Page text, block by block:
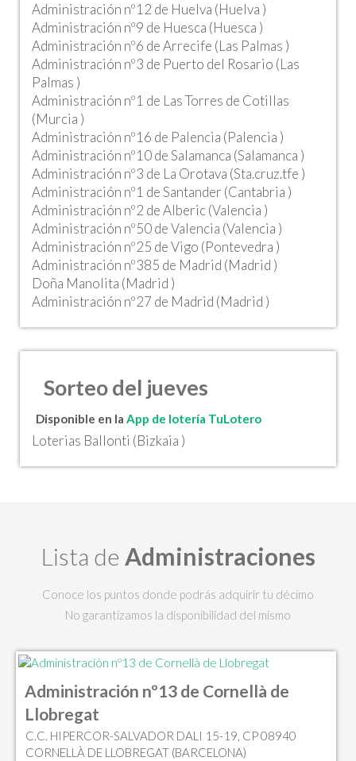
Administración nº12 de Huelva (Huelva )
Administración nº9 de Huesca (Huesca )
Administración nº6 de Arrecife (Las Palmas )
Administración nº3 de Puerto del Rosario (Las
Palmas )
Administración nº1 de Las Torres de Cotillas
(Murcia )
Administración nº16 de Palencia (Palencia )
Administración nº10 de Salamanca (Salamanca )
Administración nº3 de La Orotava (Sta.cruz.tfe )
Administración nº1 de Santander (Cantabria )
Administración nº2 de Alberic (Valencia )
Administración nº50 de Valencia (Valencia )
Administración nº25 de Vigo (Pontevedra )
Administración nº385 de Madrid (Madrid )
Doña Manolita (Madrid )
Administración nº27 de Madrid (Madrid )
Sorteo del jueves
Disponible en la App de lotería TuLotero
Loterias Ballonti (Bizkaia )
Lista de Administraciones
Conoce los puntos donde podrás adquirir tu décimo
No garantizamos la disponibilidad del mismo
Administración nº13 de Cornellà de
Llobregat
C.C. HIPERCOR-SALVADOR DALI 15-19, CP 08940
CORNELLÀ DE LLOBREGAT (BARCELONA)